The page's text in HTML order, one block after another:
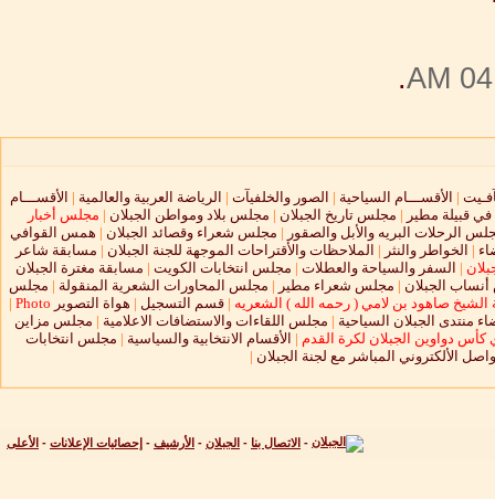
.
| الأقســـام السياحية | الصور والخلفيآت | الرياضة العربية والعالمية | الأقســـام
في قبيلة مطير | مجلس تاريخ الجبلان | مجلس بلاد ومواطن الجبلان | مجلس أخبار
الرحلات البريه والأبل والصقور | مجلس شعراء وقصائد الجبلان | همس القوافي
| الخواطر والنثر | الملاحظات والأقتراحات الموجهة للجنة الجبلان | مسابقة شاعر
| السفر والسياحة والعطلات | مجلس انتخابات الكويت | مسابقة مغترة الجبلان
الجبلان | مجلس شعراء مطير | مجلس المحاورات الشعرية المنقولة | مجلس
الشيخ صاهود بن لامي ( رحمه الله ) الشعريه | قسم التسجيل | هواة التصوير Photo
|
منتدى الجبلان السياحية | مجلس اللقاءات والاستضافات الاعلامية | مجلس مزاين
كأس دواوين الجبلان لكرة القدم | الأقسام الانتخابية والسياسية | مجلس انتخابات
الألكتروني المباشر مع لجنة الجبلان |
- الاتصال بنا - الجبلان - الأرشيف - إحصائيات الإعلانات - الأعلى